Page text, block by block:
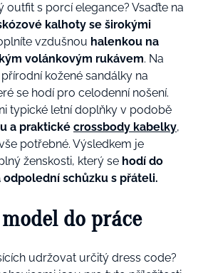
s porcí elegance? Vsaďte na
kalhoty se širokými
vzdušnou halenkou na
volánkovým rukávem. Na
kožené sandálky na
se hodí pro celodenní nošení.
typické letní doplňky v podobě
a praktické crossbody kabelky,
potřebné. Výsledkem je
ženskosti, který se hodí do
odpolední schůzku s přáteli.
do práce
udržovat určitý dress code?